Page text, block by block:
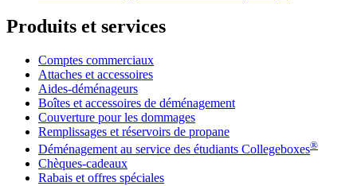
Produits et services
Comptes commerciaux
Attaches et accessoires
Aides-déménageurs
Boîtes et accessoires de déménagement
Couverture pour les dommages
Remplissages et réservoirs de propane
Déménagement au service des étudiants Collegeboxes®
Chèques-cadeaux
Rabais et offres spéciales